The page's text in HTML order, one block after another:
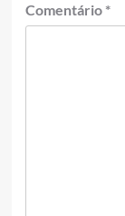
Comentário *